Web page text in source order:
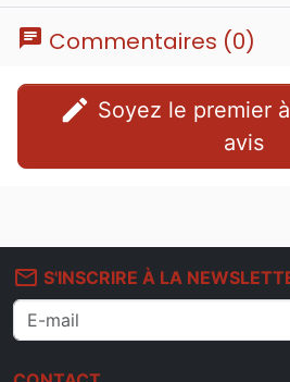
chat Commentaires (0)
edit
avis
mail_outline S'INSCRIRE À LA